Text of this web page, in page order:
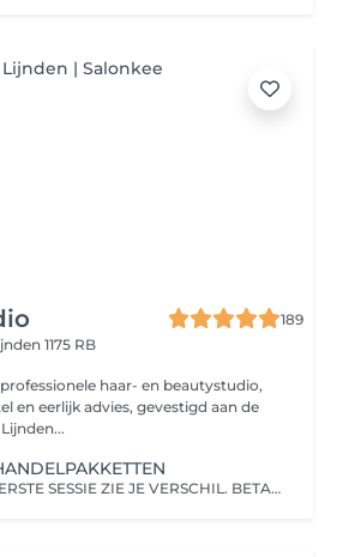
189
1175 RB
haar- en beautystudio,
en eerlijk advies, gevestigd aan de
DIRECT VANAF DE EERSTE SESSIE ZIE JE VERSCHIL. BETAALMOGELIJKHEDEN IN TERMIJNEN MOGELIJK.